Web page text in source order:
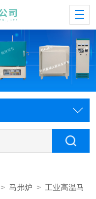
>马弗炉 >工业高温马